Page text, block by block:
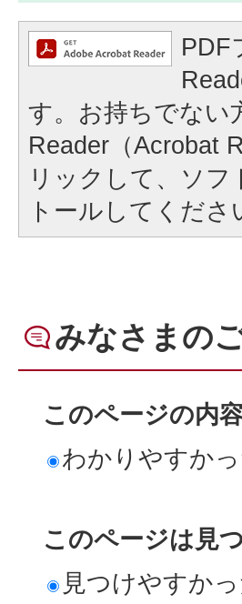
PDF
す。お持ちでない
Reader（Acrobat
リックして、ソ
トールしてくださ
みなさまの
このページの内
わかりやすか
このページは見
見つけやすか